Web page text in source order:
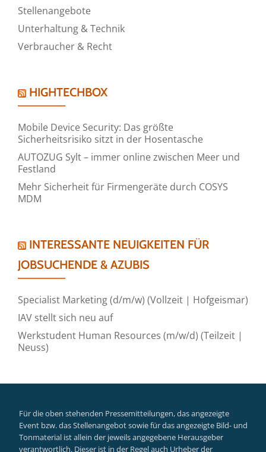
Stellenangebote
Unterhaltung & Technik
Verbraucher & Recht
HIGHTECHBOX
Mobile Device Security: Das größte
Sicherheitsrisiko sitzt in der Hosentasche
AUTOZUG Sylt – immer online zwischen Meer und
Festland
Mehr Sicherheit für Firmengeräte durch COSYS
MDM
INTERESSANTE NEUIGKEITEN FÜR
JOBSUCHENDE & AZUBIS
Specialist Marketing (d/m/w) (Vollzeit | Hofgeismar)
IAV stellt sich neu auf
Werkstudent Human Resources (m/w/d) (Teilzeit |
Neuss)
Für die oben stehenden Pressemitteilungen, das angezeigte
Event bzw. das Stellenangebot sowie für das angezeigte Bild- und
Tonmaterial ist allein der jeweils angegebene Herausgeber
verantwortlich. Dieser ist in der Regel auch Urheber der